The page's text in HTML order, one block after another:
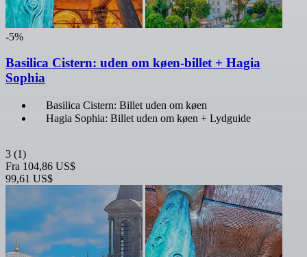
-5%
Basilica Cistern: uden om køen-billet + Hagia
Sophia
Basilica Cistern: Billet uden om køen
Hagia Sophia: Billet uden om køen + Lydguide
3 (1)
Fra 104,86 US$
99,61 US$